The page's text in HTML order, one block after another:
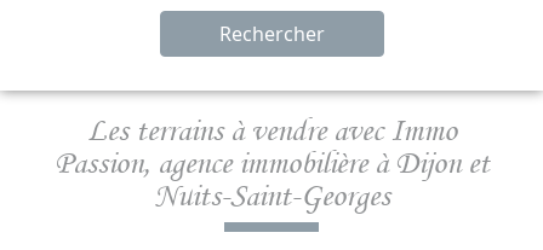
Rechercher
Les terrains à vendre avec Immo
Passion, agence immobilière à Dijon et
Nuits-Saint-Georges